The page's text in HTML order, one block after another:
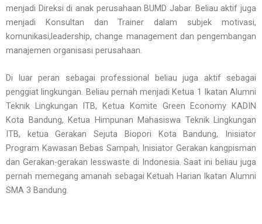
menjadi Direksi di anak perusahaan BUMD Jabar. Beliau aktif juga
menjadi Konsultan dan Trainer dalam subjek motivasi,
komunikasi,leadership, change management dan pengembangan
manajemen organisasi perusahaan.
Di luar peran sebagai professional beliau juga aktif sebagai
penggiat lingkungan. Beliau pernah menjadi Ketua 1 Ikatan Alumni
Teknik Lingkungan ITB, Ketua Komite Green Economy KADIN
Kota Bandung, Ketua Himpunan Mahasiswa Teknik Lingkungan
ITB, ketua Gerakan Sejuta Biopori Kota Bandung, Inisiator
Program Kawasan Bebas Sampah, Inisiator Gerakan kangpisman
dan Gerakan-gerakan lesswaste di Indonesia. Saat ini beliau juga
pernah memegang amanah sebagai Ketuah Harian Ikatan Alumni
SMA 3 Bandung.